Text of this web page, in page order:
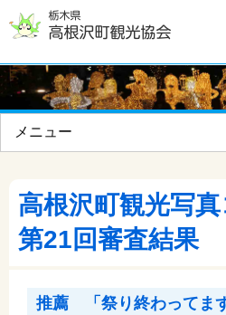
メニュー
観光スポット
イベント
高根沢町観光写
第­21回審査­結果
推薦 「祭り終わって